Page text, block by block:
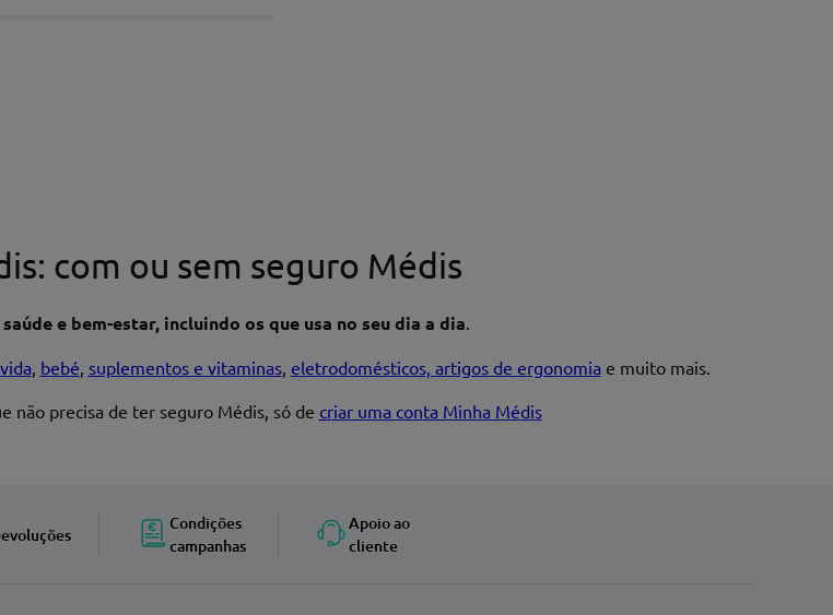
com ou sem seguro Médis
e bem-estar, incluindo os que usa no seu dia a dia.
, bebé, suplementos e vitaminas, eletrodomésticos, artigos de ergonomia e muito mais.
não precisa de ter seguro Médis, só de criar uma conta Minha Médis
Condições
campanhas
Apoio ao
cliente